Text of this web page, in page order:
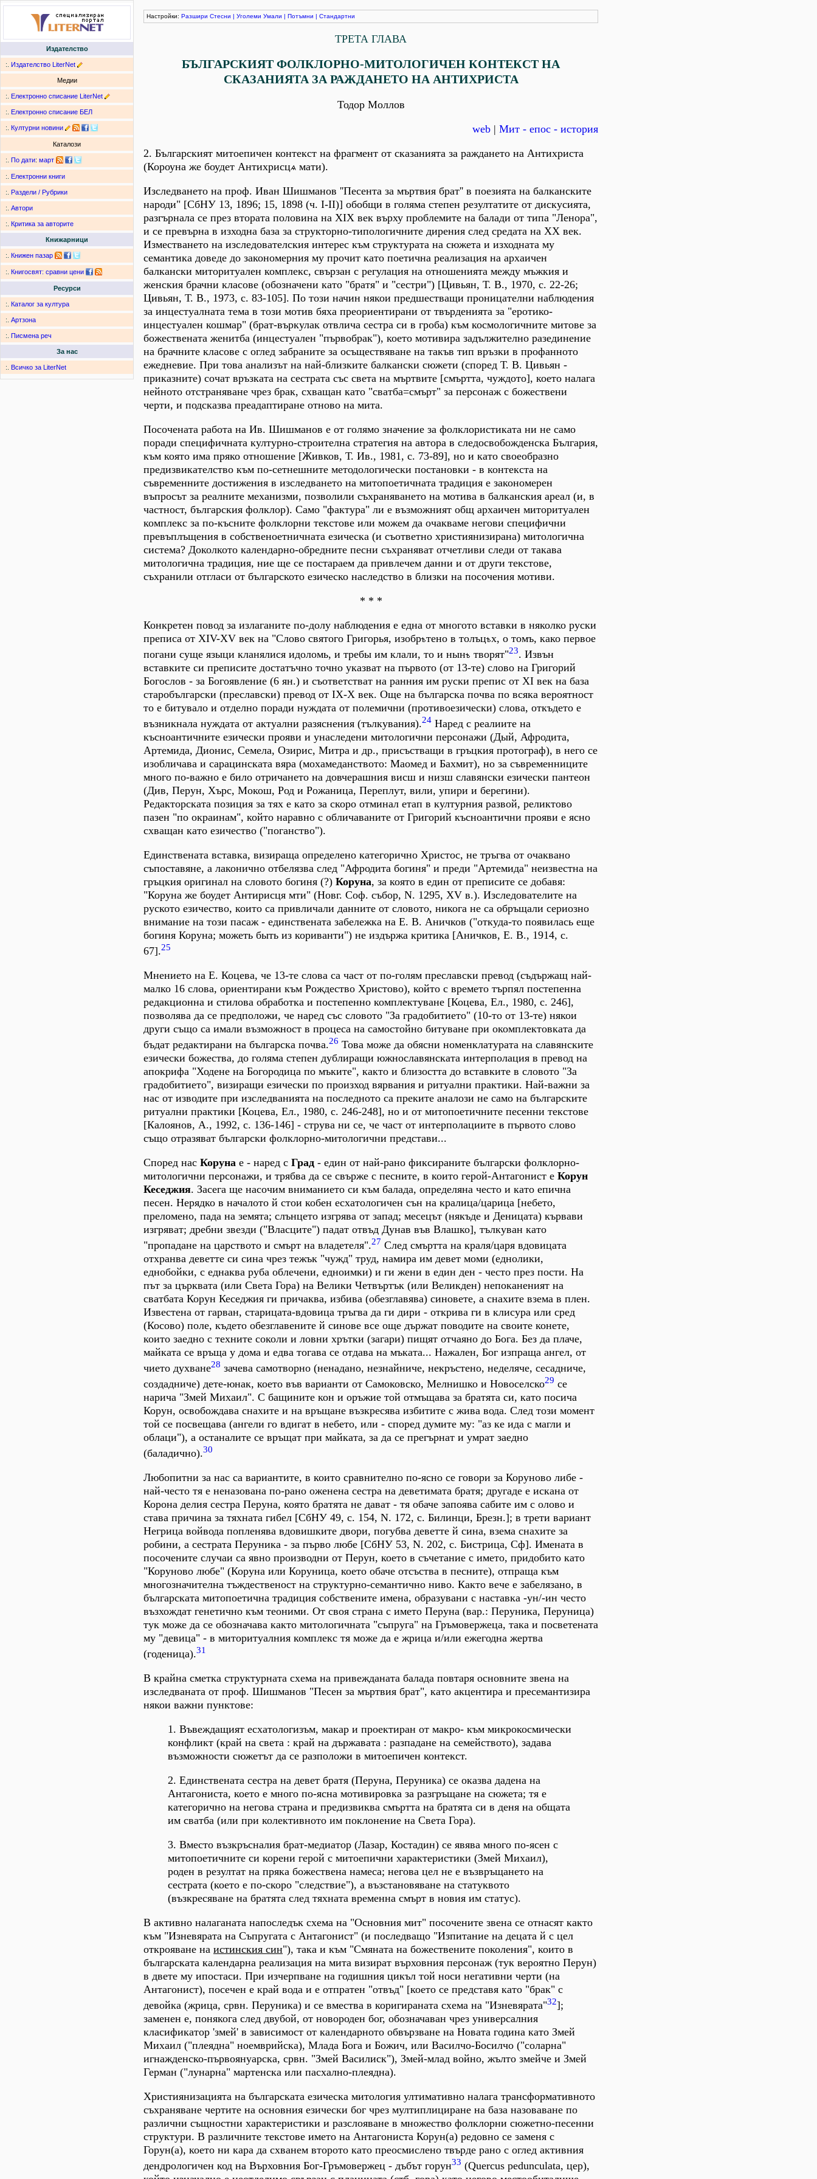
Издателство
:. Издателство LiterNet
Медии
:. Електронно списание LiterNet
:. Електронно списание БЕЛ
:. Културни новини
Каталози
:. По дати: март
:. Електронни книги
:. Раздели / Рубрики
:. Автори
:. Критика за авторите
Книжарници
:. Книжен пазар
:. Книгосвят: сравни цени
Ресурси
:. Каталог за култура
:. Артзона
:. Писмена реч
За нас
:. Всичко за LiterNet
Настройки: Разшири Стесни | Уголеми Умали | Потъмни | Стандартни
ТРЕТА ГЛАВА
БЪЛГАРСКИЯТ ФОЛКЛОРНО-МИТОЛОГИЧЕН КОНТЕКСТ НА
СКАЗАНИЯТА ЗА РАЖДАНЕТО НА АНТИХРИСТА
Тодор Моллов
web | Мит - епос - история
2. Българският митоепичен контекст на фрагмент от сказанията за раждането на Антихриста
(Короуна же боудет Антихрисц
мати).
Изследването на проф. Иван Шишманов ''Песента за мъртвия брат'' в поезията на балканските
народи" [СбНУ 13, 1896; 15, 1898 (ч. I-II)] обобщи в голяма степен резултатите от дискусията,
разгърнала се през втората половина на ХIХ век върху проблемите на балади от типа "Ленора",
и се превърна в изходна база за структорно-типологичните дирения след средата на ХХ век.
Изместването на изследователския интерес към структурата на сюжета и изходната му
семантика доведе до закономерния му прочит като поетична реализация на архаичен
балкански миторитуален комплекс, свързан с регулация на отношенията между мъжкия и
женския брачни класове (обозначени като "братя" и "сестри") [Цивьян, Т. В., 1970, с. 22-26;
Цивьян, Т. В., 1973, с. 83-105]. По този начин някои предшестващи проницателни наблюдения
за инцестуалната тема в този мотив бяха преориентирани от твърденията за "еротико-
инцестуален кошмар" (брат-въркулак отвлича сестра си в гроба) към космологичните митове за
божествената женитба (инцестуален "първобрак"), което мотивира задължително разединение
на брачните класове с оглед забраните за осъществяване на такъв тип връзки в профанното
ежедневие. При това анализът на най-близките балкански сюжети (според Т. В. Цивьян -
приказните) сочат връзката на сестрата със света на мъртвите [смъртта, чуждото], което налага
нейното отстраняване чрез брак, схващан като "сватба=смърт" за персонаж с божествени
черти, и подсказва преадаптиране отново на мита.
Посочената работа на Ив. Шишманов е от голямо значение за фолклористиката ни не само
поради специфичната културно-строителна стратегия на автора в следосвобожденска България,
към която има пряко отношение [Живков, Т. Ив., 1981, с. 73-89], но и като своеобразно
предизвикателство към по-сетнешните методологически постановки - в контекста на
съвременните достижения в изследването на митопоетичната традиция е закономерен
въпросът за реалните механизми, позволили съхраняването на мотива в балканския ареал (и, в
частност, българския фолклор). Само "фактура" ли е възможният общ архаичен миторитуален
комплекс за по-късните фолклорни текстове или можем да очакваме негови специфични
превъплъщения в собственоетничната езическа (и съответно християнизирана) митологична
система? Доколкото календарно-обредните песни съхраняват отчетливи следи от такава
митологична традиция, ние ще се постараем да привлечем данни и от други текстове,
съхранили отгласи от българското езическо наследство в близки на посочения мотиви.
* * *
Конкретен повод за излаганите по-долу наблюдения е една от многото вставки в няколко руски
преписа от ХIV-ХV век на "Слово святого Григорья, изобр тено в толъц х, о томъ, како первое
погани суще языци кланялися идоломь, и требы им клали, то и нын
творят"23. Извън
вставките си преписите достатъчно точно указват на първото (от 13-те) слово на Григорий
Богослов - за Богоявление (6 ян.) и съответстват на ранния им руски препис от ХI век на база
старобългарски (преславски) превод от IХ-Х век. Още на българска почва по всяка вероятност
то е битувало и отделно поради нуждата от полемични (противоезически) слова, откъдето е
възникнала нуждата от актуални разяснения (тълкувания).24 Наред с реалиите на
късноантичните езически прояви и унаследени митологични персонажи (Дый, Афродита,
Артемида, Дионис, Семела, Озирис, Митра и др., присъстващи в гръцкия протограф), в него се
изобличава и сарацинската вяра (мохамеданството: Маомед и Бахмит), но за съвременниците
много по-важно е било отричането на довчерашния висш и низш славянски езически пантеон
(Див, Перун, Хърс, Мокош, Род и Рожаница, Переплут, вили, упири и берегини).
Редакторската позиция за тях е като за скоро отминал етап в културния развой, реликтово
пазен "по окраинам", който наравно с обличаваните от Григорий късноантични прояви е ясно
схващан като езичество ("поганство").
Единствената вставка, визираща определено категорично Христос, не тръгва от очаквано
съпоставяне, а лаконично отбелязва след "Афродита богиня" и преди "Артемида" неизвестна на
гръцкия оригинал на словото богиня (?) Коруна, за която в един от преписите се добавя:
"Коруна же боудет Антирисця мти" (Новг. Соф. събор, N. 1295, ХV в.). Изследователите на
руското езичество, които са привличали данните от словото, никога не са обръщали сериозно
внимание на този пасаж - единствената забележка на Е. В. Аничков ("откуда-то появилась еще
богиня Коруна; можеть быть из кориванти") не издържа критика [Аничков, Е. В., 1914, с.
67].25
Мнението на Е. Коцева, че 13-те слова са част от по-голям преславски превод (съдържащ най-
малко 16 слова, ориентирани към Рождество Христово), който с времето търпял постепенна
редакционна и стилова обработка и постепенно комплектуване [Коцева, Ел., 1980, с. 246],
позволява да се предположи, че наред със словото "За градобитието" (10-то от 13-те) някои
други също са имали възможност в процеса на самостойно битуване при окомплектовката да
бъдат редактирани на българска почва.26 Това може да обясни номенклатурата на славянските
езически божества, до голяма степен дублиращи южнославянската интерполация в превод на
апокрифа "Ходене на Богородица по мъките", както и близостта до вставките в словото "За
градобитието", визиращи езически по произход вярвания и ритуални практики. Най-важни за
нас от изводите при изследванията на последното са преките аналози не само на българските
ритуални практики [Коцева, Ел., 1980, с. 246-248], но и от митопоетичните песенни текстове
[Калоянов, А., 1992, с. 136-146] - струва ни се, че част от интерполациите в първото слово
също отразяват български фолклорно-митологични представи...
Според нас Коруна е - наред с Град - един от най-рано фиксираните български фолклорно-
митологични персонажи, и трябва да се свърже с песните, в които герой-Антагонист е Корун
Кеседжия. Засега ще насочим вниманието си към балада, определяна често и като епична
песен. Нерядко в началото й стои кобен есхатологичен сън на кралица/царица [небето,
преломено, пада на земята; слънцето изгрява от запад; месецът (някъде и Деницата) кървави
изгряват; дребни звезди ("Власците") падат отвъд Дунав във Влашко], тълкуван като
"пропадане на царството и смърт на владетеля".27 След смъртта на краля/царя вдовицата
отхранва деветте си сина чрез тежък "чужд" труд, намира им девет моми (еднолики,
еднобойки, с еднаква руба облечени, едноимки) и ги жени в един ден - често през пости. На
път за църквата (или Света Гора) на Велики Четвъртък (или Великден) непоканеният на
сватбата Корун Кеседжия ги причаква, избива (обезглавява) синовете, а снахите взема в плен.
Известена от гарван, старицата-вдовица тръгва да ги дири - открива ги в клисура или сред
(Косово) поле, където обезглавените й синове все още държат поводите на своите конете,
които заедно с техните соколи и ловни хрътки (загари) пищят отчаяно до Бога. Без да плаче,
майката се връща у дома и едва тогава се отдава на мъката... Нажален, Бог изпраща ангел, от
чието духване28 зачева самотворно (ненадано, незнайниче, некръстено, неделяче, сесадниче,
создадниче) дете-юнак, което във варианти от Самоковско, Мелнишко и Новоселско29 се
нарича "Змей Михаил". С бащините кон и оръжие той отмъщава за братята си, като посича
Корун, освобождава снахите и на връщане възкресява избитите с жива вода. След този момент
той се посвещава (ангели го вдигат в небето, или - според думите му: "аз ке ида с магли и
облаци"), а останалите се връщат при майката, за да се прегърнат и умрат заедно
(баладично).30
Любопитни за нас са вариантите, в които сравнително по-ясно се говори за Коруново либе -
най-често тя е неназована по-рано оженена сестра на деветимата братя; другаде е искана от
Корона делия сестра Перуна, която братята не дават - тя обаче запоява сабите им с олово и
става причина за тяхната гибел [СбНУ 49, с. 154, N. 172, с. Билинци, Брезн.]; в трети вариант
Негрица войвода попленява вдовишките двори, погубва деветте й сина, взема снахите за
робини, а сестрата Перуника - за първо любе [СбНУ 53, N. 202, с. Бистрица, Сф]. Имената в
посочените случаи са явно производни от Перун, което в съчетание с името, придобито като
"Коруново любе" (Коруна или Коруница, което обаче отсъства в песните), отпраща към
многозначителна тъждественост на структурно-семантично ниво. Както вече е забелязано, в
българската митопоетична традиция собствените имена, образувани с наставка -ун/-ин често
възхождат генетично към теоними. От своя страна с името Перуна (вар.: Перуника, Перуница)
тук може да се обозначава както митологичната "съпруга" на Гръмовержеца, така и посветената
му "девица" - в миторитуалния комплекс тя може да е жрица и/или ежегодна жертва
(годеница).31
В крайна сметка структурната схема на привежданата балада повтаря основните звена на
изследваната от проф. Шишманов "Песен за мъртвия брат", като акцентира и пресемантизира
някои важни пунктове:
1. Въвеждащият есхатологизъм, макар и проектиран от макро- към микрокосмически
конфликт (край на света : край на държавата : разпадане на семейството), задава
възможности сюжетът да се разположи в митоепичен контекст.
2. Единствената сестра на девет братя (Перуна, Перуника) се оказва дадена на
Антагониста, което е много по-ясна мотивировка за разгръщане на сюжета; тя е
категорично на негова страна и предизвиква смъртта на братята си в деня на общата
им сватба (или при колективното им поклонение на Света Гора).
3. Вместо възкръсналия брат-медиатор (Лазар, Костадин) се явява много по-ясен с
митопоетичните си корени герой с митоепични характеристики (Змей Михаил),
роден в резултат на пряка божествена намеса; негова цел не е възвръщането на
сестрата (което е по-скоро "следствие"), а възстановяване на статуквото
(възкресяване на братята след тяхната временна смърт в новия им статус).
В активно налаганата напоследък схема на "Основния мит" посочените звена се отнасят както
към "Изневярата на Съпругата с Антагонист" (и последващо "Изпитание на децата й с цел
открояване на истинския син"), така и към "Смяната на божествените поколения", които в
българската календарна реализация на мита визират върховния персонаж (тук вероятно Перун)
в двете му ипостаси. При изчерпване на годишния цикъл той носи негативни черти (на
Антагонист), посечен е край вода и е отпратен "отвъд" [което се представя като "брак" с
девойка (жрица, срвн. Перуника) и се вмества в коригираната схема на "Изневярата"32];
заменен е, понякога след двубой, от новороден бог, обозначаван чрез универсалния
класификатор 'змей' в зависимост от календарното обвързване на Новата година като Змей
Михаил ("плеядна" ноемврийска), Млада Бога и Божич, или Василчо-Босилчо ("соларна"
игнажденско-първоянуарска, срвн. "Змей Василиск"), Змей-млад войно, жълто змейче и Змей
Герман ("лунарна" мартенска или пасхално-плеядна).
Християнизацията на българската езическа митология ултимативно налага трансформативното
съхраняване чертите на основния езически бог чрез мултиплициране на база назоваване по
различни същностни характеристики и разслояване в множество фолклорни сюжетно-песенни
структури. В различните текстове името на Антагониста Корун(а) редовно се заменя с
Горун(а), което ни кара да схванем второто като преосмислено твърде рано с оглед активния
дендрологичен код на Върховния Бог-Гръмовержец - дъбът горун33 (Quercus pedunculata, цер),